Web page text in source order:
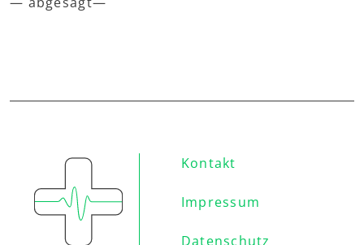
Kontakt
Impressum
Datenschutz